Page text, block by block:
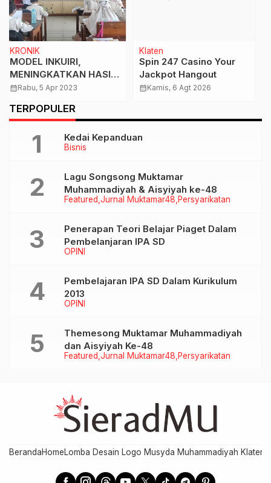
Klaten
Spin 247 Casino Your
Jackpot Hangout
calendar_monthKamis, 6 Agt 2026
Featured
Rayakan HUT Ke-80,
TNI Perkokoh
Sinergitas Dan
calendar_monthMinggu, 5 Okt 2025
…
TERPOPULER
Bisnis
Kedai Kepanduan
Featured Jurnal Muktamar48 Persyarikatan
Lagu Songsong Muktamar
Muhammadiyah & Aisyiyah ke-48
OPINI
Penerapan Teori Belajar Piaget Dalam
Pembelanjaran IPA SD
OPINI
Pembelajaran IPA SD Dalam Kurikulum
2013
Featured Jurnal Muktamar48 Persyarikatan
Themesong Muktamar Muhammadiyah
dan Aisyiyah Ke-48
BerandaHomeLomba Desain Logo Musyda Muhammadiyah Klaten